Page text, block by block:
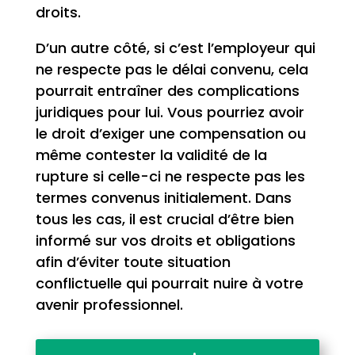
droits.
D’un autre côté, si c’est l’employeur qui
ne respecte pas le délai convenu, cela
pourrait entraîner des complications
juridiques pour lui. Vous pourriez avoir
le droit d’exiger une compensation ou
même contester la validité de la
rupture si celle-ci ne respecte pas les
termes convenus initialement. Dans
tous les cas, il est crucial d’être bien
informé sur vos droits et obligations
afin d’éviter toute situation
conflictuelle qui pourrait nuire à votre
avenir professionnel.